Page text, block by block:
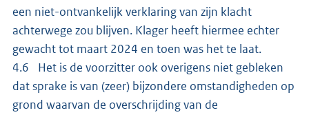
een niet-ontvankelijk verklaring van zijn klacht
achterwege zou blijven. Klager heeft hiermee echter
gewacht tot maart 2024 en toen was het te laat.
4.6 Het is de voorzitter ook overigens niet gebleken
dat sprake is van (zeer) bijzondere omstandigheden op
grond waarvan de overschrijding van de